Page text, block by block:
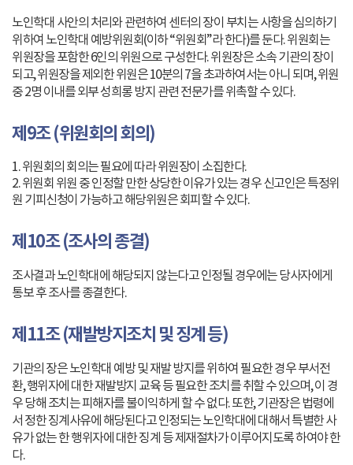
노인학대 사안의 처리와 관련하여 센터의 장이 부치는 사항을 심의하기
위하여 노인학대 예방위원회(이하 “위원회”라 한다)를 둔다. 위원회는
위원장을 포함한 6인의 위원으로 구성한다. 위원장은 소속 기관의 장이
되고, 위원장을 제외한 위원은 10분의 7을 초과하여서는 아니 되며, 위원
중 2명 이내를 외부 성희롱 방지 관련 전문가를 위촉할 수 있다.
제9조 (위원회의 회의)
1. 위원회의 회의는 필요에 따라 위원장이 소집한다.
2. 위원회 위원 중 인정할 만한 상당한 이유가 있는 경우 신고인은 특정위
원 기피신청이 가능하고 해당위원은 회피할 수 있다.
제10조 (조사의 종결)
조사결과 노인학대에 해당되지 않는다고 인정될 경우에는 당사자에게
통보 후 조사를 종결한다.
제11조 (재발방지조치 및 징계 등)
기관의 장은 노인학대 예방 및 재발 방지를 위하여 필요한 경우 부서전
환, 행위자에 대한 재발방지 교육 등 필요한 조치를 취할 수 있으며, 이 경
우 당해 조치는 피해자를 불이익하게 할 수 없다. 또한, 기관장은 법령에
서 정한 징계사유에 해당된다고 인정되는 노인학대에 대해서 특별한 사
유가 없는 한 행위자에 대한 징계 등 제재절차가 이루어지도록 하여야 한
다.